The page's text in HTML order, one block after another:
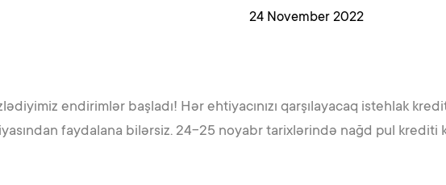
24 November 2022
endirimlər başladı! Hər ehtiyacınızı qarşılayacaq istehlak
faydalana bilərsiz. 24-25 noyabr tarixlərində nağd pul krediti